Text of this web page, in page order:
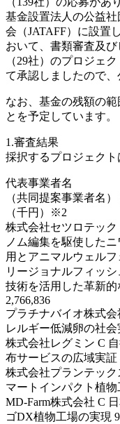
基金設置法人の公益
会（JATAFF）に設置
おいて、書類審査及
（29社）のプロジェ
て承認しましたので、
なお、基金の残額の
とを予定しています。
1.審査結果
採択するプロジェクト
代表事業者名
（共同提案事業者名
（千円）※2
株式会社セツロテッ
ノム編集を駆使した
用とアニマルウェルフ
リージョナルフィッ
技術を活用した革新
2,766,836
プラチナバイオ株式
レルギー低減卵の社会
株式会社レグミン C
布サービスの広域実証
株式会社プランテッ
マートインパクト植物
MD-Farm株式会社 C
ゴDX植物工場の実現